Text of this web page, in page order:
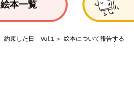
絵本一覧
約束した日 Vol.1 絵本について報告する